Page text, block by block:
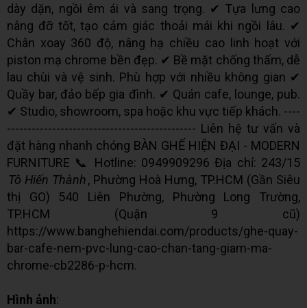
dày dặn, ngồi êm ái và sang trọng. ✔ Tựa lưng cao
nâng đỡ tốt, tạo cảm giác thoải mái khi ngồi lâu. ✔
Chân xoay 360 độ, nâng hạ chiều cao linh hoạt với
piston mạ chrome bền đẹp. ✔ Bề mặt chống thấm, dễ
lau chùi và vệ sinh. Phù hợp với nhiều không gian ✔
Quầy bar, đảo bếp gia đình. ✔ Quán cafe, lounge, pub.
✔ Studio, showroom, spa hoặc khu vực tiếp khách. ----
---------------------------------------------- Liên hệ tư vấn và
đặt hàng nhanh chóng BÀN GHẾ HIỆN ĐẠI - MODERN
FURNITURE 📞 Hotline: 0949909296 Địa chỉ: 243/15
Tô Hiến Thành, Phường Hoà Hưng, TP.HCM (Gần Siêu
thị GO) 540 Liên Phường, Phường Long Trường,
TP.HCM (Quận 9 cũ)
https://www.banghehiendai.com/products/ghe-quay-
bar-cafe-nem-pvc-lung-cao-chan-tang-giam-ma-
chrome-cb2286-p-hcm.
Hình ảnh: